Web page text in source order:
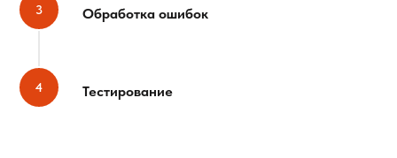
Обработка ошибок
Тестирование